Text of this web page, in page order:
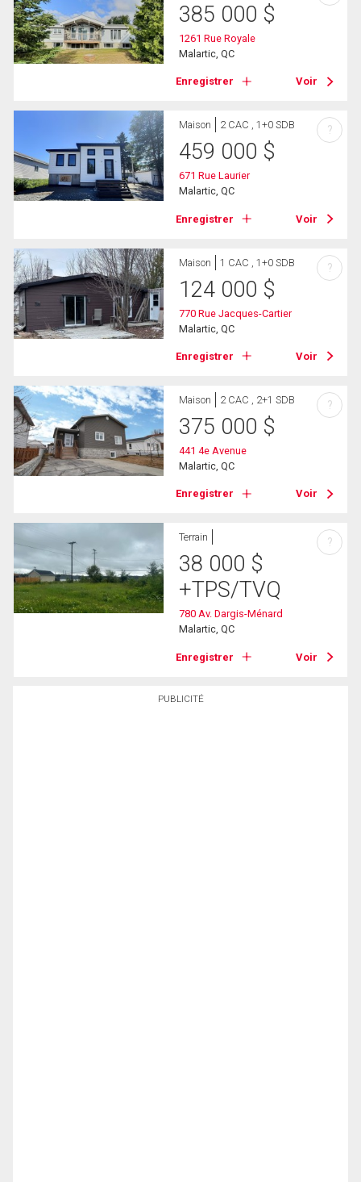
PUBLICITÉ
385 000 $
1261 Rue Royale
Malartic, QC
Enregistrer Voir
Maison 2 CAC , 1+0 SDB
459 000 $
671 Rue Laurier
Malartic, QC
Enregistrer Voir
?
Maison 1 CAC , 1+0 SDB
124 000 $
770 Rue Jacques-Cartier
Malartic, QC
Enregistrer Voir
?
Maison 2 CAC , 2+1 SDB
375 000 $
441 4e Avenue
Malartic, QC
Enregistrer Voir
?
Terrain
38 000 $
+TPS/TVQ
780 Av. Dargis-Ménard
Malartic, QC
Enregistrer Voir
?